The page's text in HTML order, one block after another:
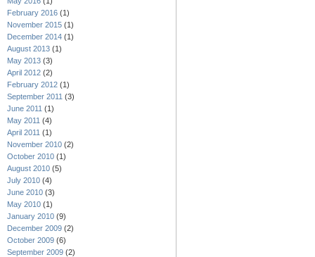
February 2016 (1)
November 2015 (1)
December 2014 (1)
August 2013 (1)
May 2013 (3)
April 2012 (2)
February 2012 (1)
September 2011 (3)
June 2011 (1)
May 2011 (4)
April 2011 (1)
November 2010 (2)
October 2010 (1)
August 2010 (5)
July 2010 (4)
June 2010 (3)
May 2010 (1)
January 2010 (9)
December 2009 (2)
October 2009 (6)
September 2009 (2)